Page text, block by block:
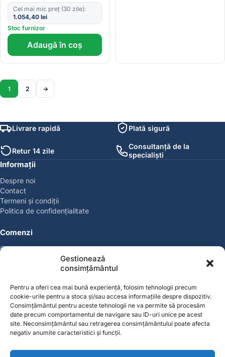
Gestionează
consimțământul
Pentru a oferi cea mai bună experiență, folosim tehnologii precum
cookie-urile pentru a stoca și/sau accesa informațiile despre dispozitiv.
Consimțământul pentru aceste tehnologii ne va permite să procesăm
date precum comportamentul de navigare sau ID-uri unice pe acest
site. Neconsimțământul sau retragerea consimțământului poate afecta
negativ anumite caracteristici și funcții.
Cel mai mic preț (30 zile):
1.054,40 lei
Stoc furnizor
Adaugă în coș
1 2 →
Livrare rapidă Plată sigură
Retur 14 zile
Consultanță de la
specialiști
Informații
Despre noi
Contact
Termeni și condiții
Politica de confidențialitate
Comenzi
Coșul meu
Cont
Contul meu
Favorite
Magazin